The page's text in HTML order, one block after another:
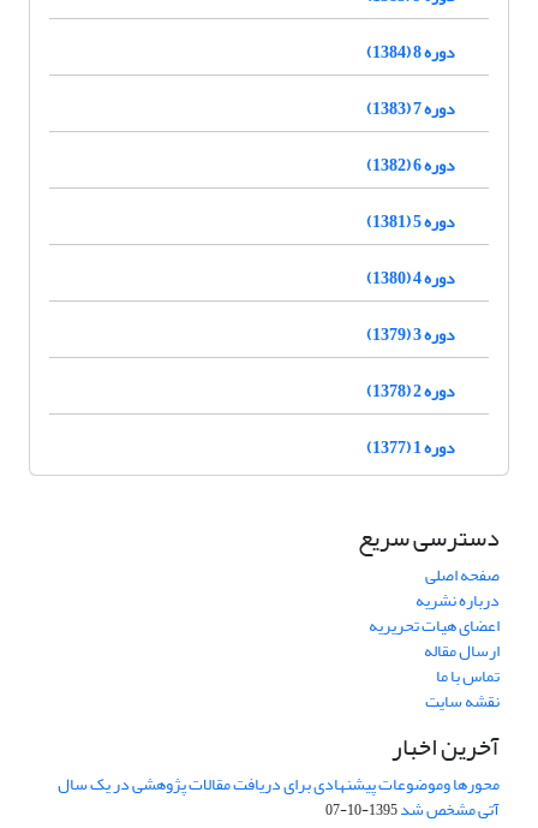
دوره 8 (1384)
دوره 7 (1383)
دوره 6 (1382)
دوره 5 (1381)
دوره 4 (1380)
دوره 3 (1379)
دوره 2 (1378)
دوره 1 (1377)
دسترسی سریع
صفحه اصلی
درباره نشریه
اعضای هیات تحریریه
ارسال مقاله
تماس با ما
نقشه سایت
آخرین اخبار
محورها وموضوعات پیشنهادی برای دریافت مقالات پژوهشی در یک سال
آتی مشخص شد1395-10-07